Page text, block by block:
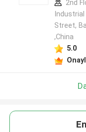
2nd
Street,
,China
5.0